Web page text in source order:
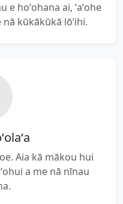
hoʻohana ai, ʻaʻohe
nā ​​kūkākūkā lōʻihi.
Aia kā mākou hui
a me nā nīnau